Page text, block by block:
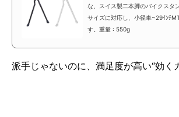
な、スイス製二本脚のバイクスタ
サイズに対応し、小径車~29ｲﾝﾁ
す。重量 : 550g
派手じゃないのに、満足度が高い“効く